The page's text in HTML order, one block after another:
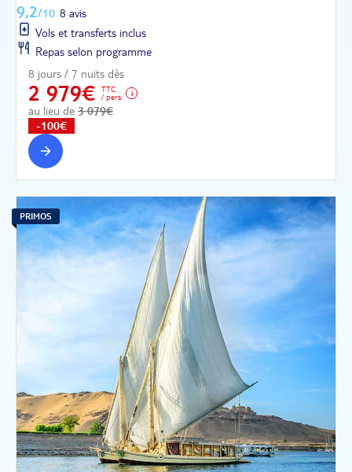
9,2/10 8 avis
Vols et transferts inclus
Repas selon programme
8 jours / 7 nuits dès
2 979€
TTC
/ pers.
au lieu de 3 079€
-100€
PRIMOS